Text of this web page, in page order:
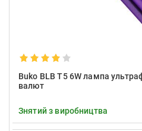
Buko BLB T5 6W лампа
валют
Знятий з виробництва